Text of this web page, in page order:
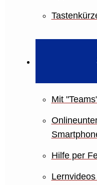
Mit
Hilfe per